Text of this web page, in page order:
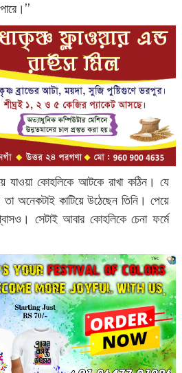
যাওয়া কোহলিকে আটকে রাখা কঠিন। যে
অনেকটাই কাটিয়ে উঠেছেন তিনি। পেয়ে
সেটাই আবার কোহলিকে চেনা ফর্মে